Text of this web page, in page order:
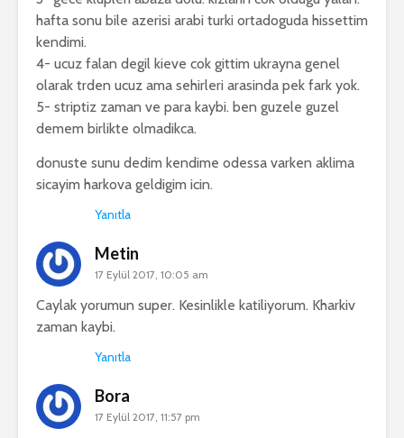
hafta sonu bile azerisi arabi turki ortadoguda hissettim
kendimi.
4- ucuz falan degil kieve cok gittim ukrayna genel
olarak trden ucuz ama sehirleri arasinda pek fark yok.
5- striptiz zaman ve para kaybi. ben guzele guzel
demem birlikte olmadikca.
donuste sunu dedim kendime odessa varken aklima
sicayim harkova geldigim icin.
Yanıtla
Metin
17 Eylül 2017, 10:05 am
Caylak yorumun super. Kesinlikle katiliyorum. Kharkiv
zaman kaybi.
Yanıtla
Bora
17 Eylül 2017, 11:57 pm